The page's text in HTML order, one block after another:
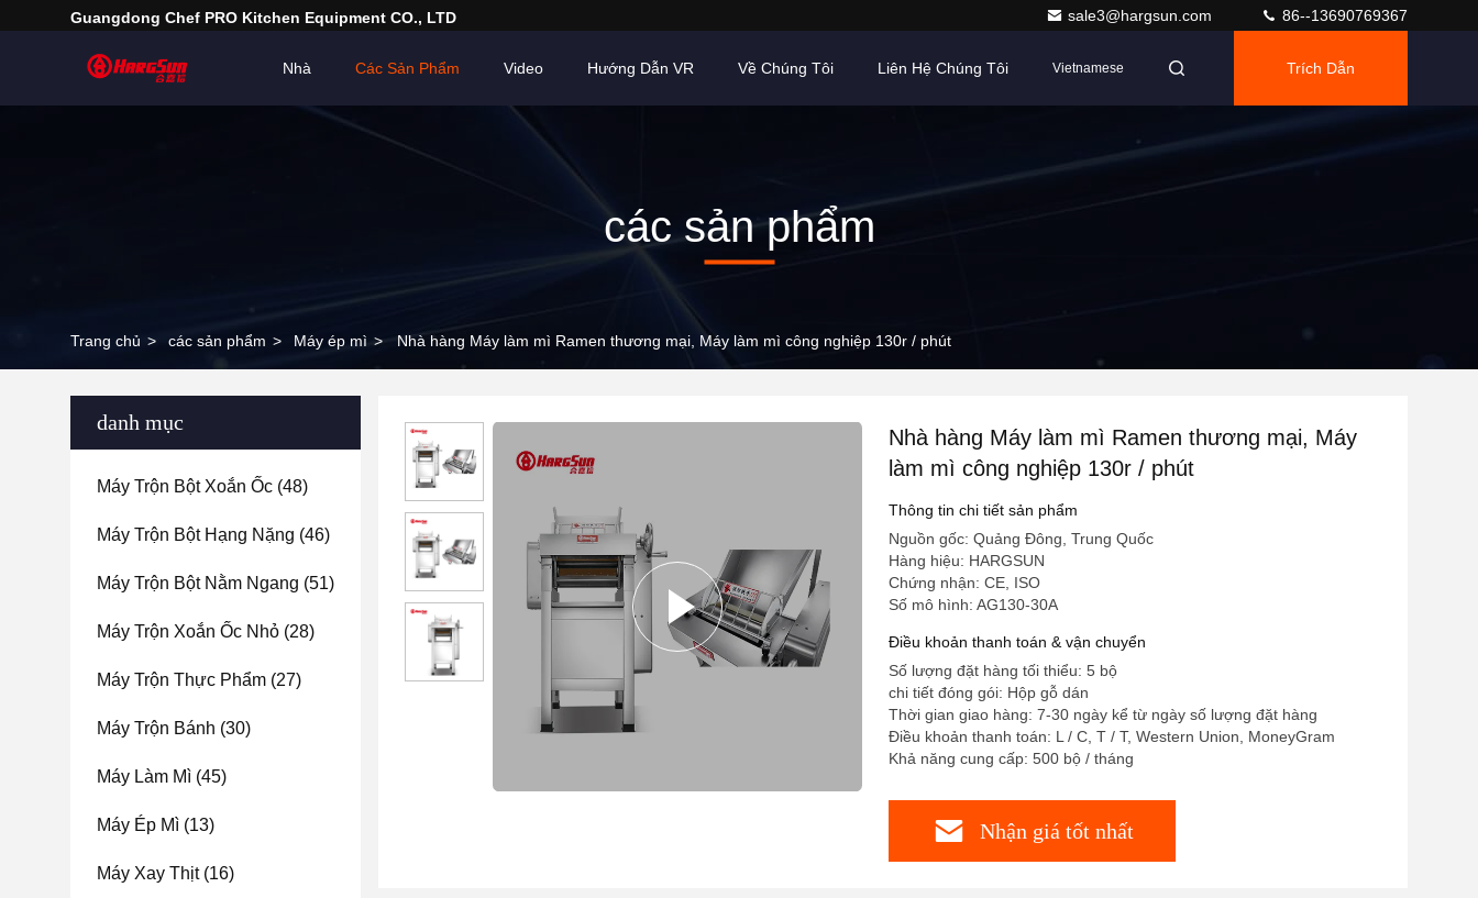
Guangdong Chef PRO Kitchen Equipment CO., LTD sale3@hargsun.com 86--13690769367
Nhà Các Sản Phẩm Video Hướng Dẫn VR Về Chúng Tôi Liên Hệ Chúng Tôi Vietnamese Trích Dẫn
các sản phẩm
Trang chủ > các sản phẩm > Máy ép mì > Nhà hàng Máy làm mì Ramen thương mại, Máy làm mì công nghiệp 130r / phút
danh mục
Máy Trộn Bột Xoắn Ốc (48)
Máy Trộn Bột Hạng Nặng (46)
Máy Trộn Bột Nằm Ngang (51)
Máy Trộn Xoắn Ốc Nhỏ (28)
Máy Trộn Thực Phẩm (27)
Máy Trộn Bánh (30)
Máy Làm Mì (45)
Máy Ép Mì (13)
Máy Xay Thịt(16)
Nhà hàng Máy làm mì Ramen thương mại, Máy
làm mì công nghiệp 130r / phút
Thông tin chi tiết sản phẩm
Nguồn gốc: Quảng Đông, Trung Quốc
Hàng hiệu: HARGSUN
Chứng nhận: CE, ISO
Số mô hình: AG130-30A
Điều khoản thanh toán & vận chuyển
Số lượng đặt hàng tối thiểu: 5 bộ
chi tiết đóng gói: Hộp gỗ dán
Thời gian giao hàng: 7-30 ngày kể từ ngày số lượng đặt hàng
Điều khoản thanh toán: L / C, T / T, Western Union, MoneyGram
Khả năng cung cấp: 500 bộ / tháng
Nhận giá tốt nhất